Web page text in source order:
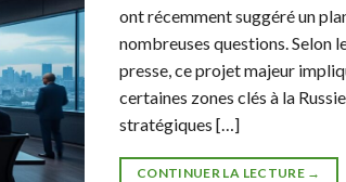
ont récemment suggéré un
nombreuses questions. Selon
presse, ce projet majeur
certaines zones clés à la
stratégiques […]
CONTINUER LA LECTURE →